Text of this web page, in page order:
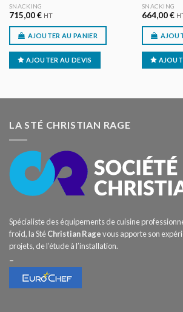
SNACKING
715,00€ HT
AJOUTER AU PANIER
AJOUTER AU DEVIS
SNACKING
664,00€
LA STÉ CHRISTIAN RAGE
Spécialiste des équipements de cuisine
froid, la StéChristian Ragevous apporte son
projets, de l’étude à l’installation.
–